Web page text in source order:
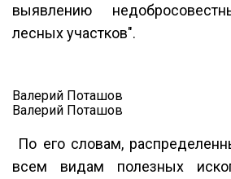
выявлению
лесных участков".
Валерий Поташов
Валерий Поташов
По его словам,
всем видам полезных